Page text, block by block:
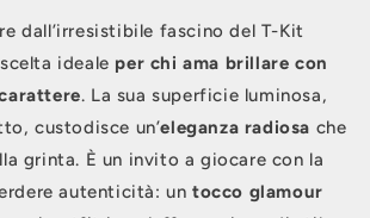
dall’irresistibile fascino del T-Kit
ideale per chi ama brillare con
. La sua superficie luminosa,
custodisce un’eleganza radiosa che
grinta. È un invito a giocare con la
autenticità: untocco glamour